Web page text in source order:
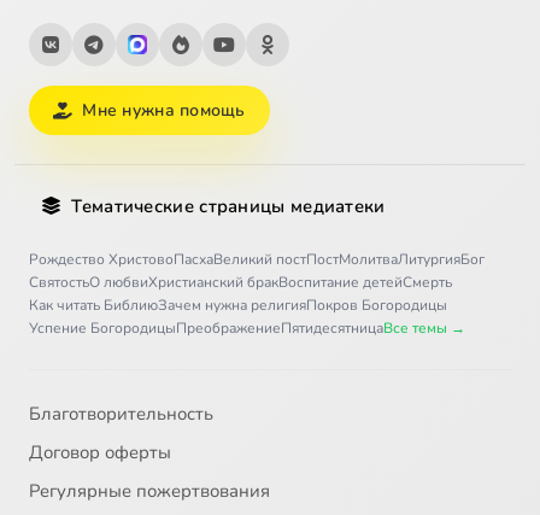
Мне нужна помощь
Тематические страницы медиатеки
Рождество ХристовоПасхаВеликий постПостМолитваЛитургияБог
СвятостьО любвиХристианский бракВоспитание детейСмерть
Как читать БиблиюЗачем нужна религияПокров Богородицы
Успение БогородицыПреображениеПятидесятницаВсе темы →
Благотворительность
Договор оферты
Регулярные пожертвования